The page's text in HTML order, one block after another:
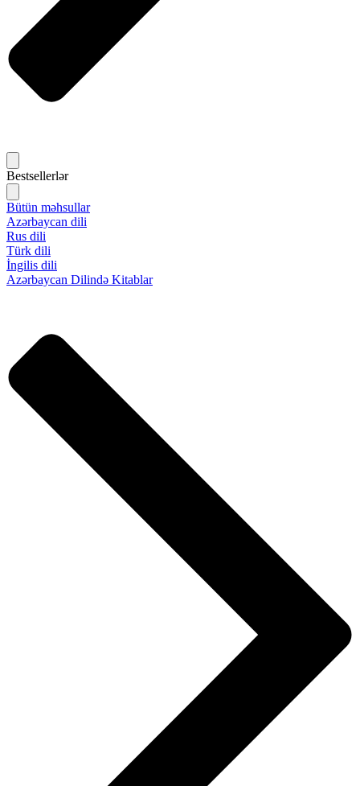
Bestsellerlər
Bütün məhsullar
Azərbaycan dili
Rus dili
Türk dili
İngilis dili
Azərbaycan Dilində Kitablar